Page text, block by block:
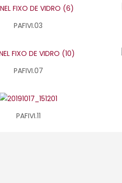
PAFIVI.03
PAFIVI.07
PAFIVI.11